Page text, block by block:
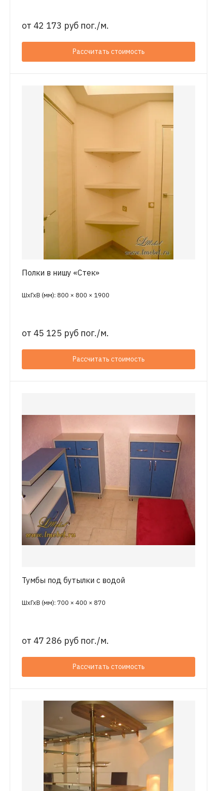
от 42 173 руб пог./м.
Рассчитать стоимость
Полки в нишу «Стек»
ШхГхВ (мм): 800 × 800 × 1900
от 45 125 руб пог./м.
Рассчитать стоимость
Тумбы под бутылки с водой
ШхГхВ (мм): 700 × 400 × 870
от 47 286 руб пог./м.
Рассчитать стоимость